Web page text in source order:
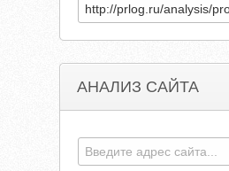
АНАЛИЗ САЙТА